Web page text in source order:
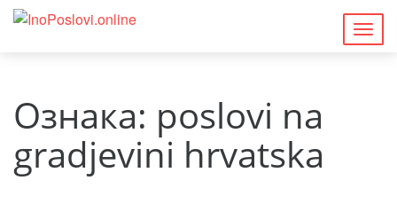
Ознака: poslovi na
gradjevini hrvatska